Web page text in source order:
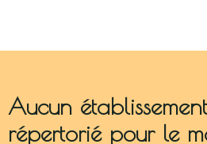
Aucun
répertorié pour le